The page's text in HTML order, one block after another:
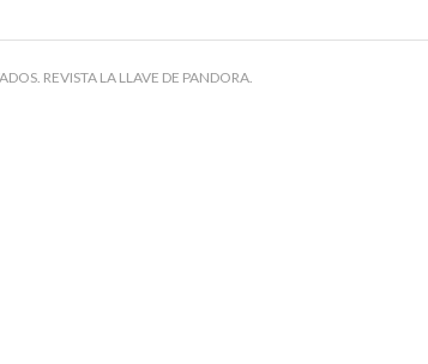
REVISTA LA LLAVE DE PANDORA.